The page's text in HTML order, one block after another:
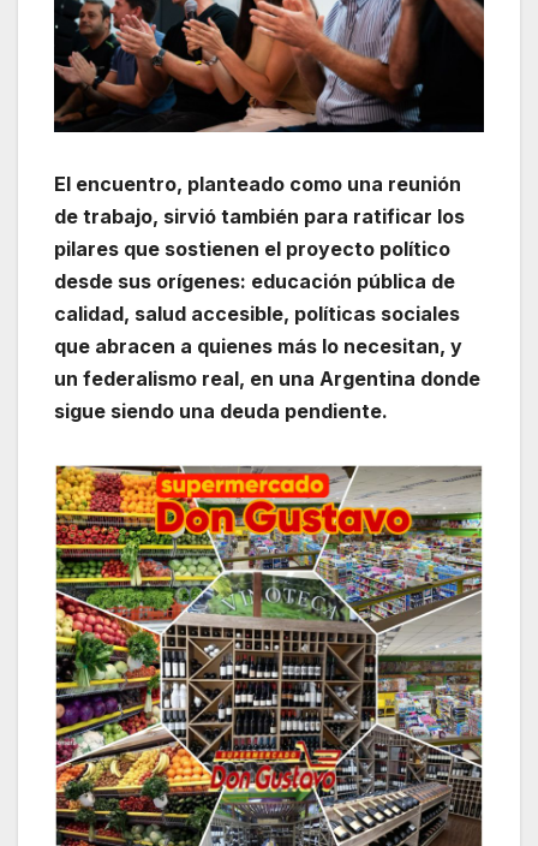
El encuentro, planteado como una reunión
de trabajo, sirvió también para ratificar los
pilares que sostienen el proyecto político
desde sus orígenes: educación pública de
calidad, salud accesible, políticas sociales
que abracen a quienes más lo necesitan, y
un federalismo real, en una Argentina donde
sigue siendo una deuda pendiente.